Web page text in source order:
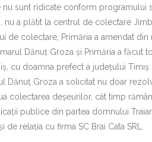
sunt ridicate conform programului
nu a plătit la centrul de colectare
de colectare, Primăria a amendat
Dănuț Groza și Primăria a
cu doamna prefect a județului Timiș
Dănuț Groza a solicitat nu doar
colectarea deșeurilor, cât timp
publice din partea domnului
de relația cu firma SC Brai Cata SRL.